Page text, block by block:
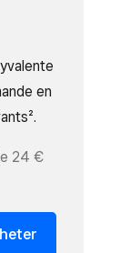
en
24 €